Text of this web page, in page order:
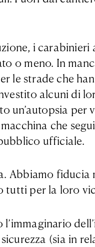
i
o meno. In
le strade che
alcuni di
un’autopsia per
che
ufficiale.
Abbiamo
tutti per la loro
(sia in